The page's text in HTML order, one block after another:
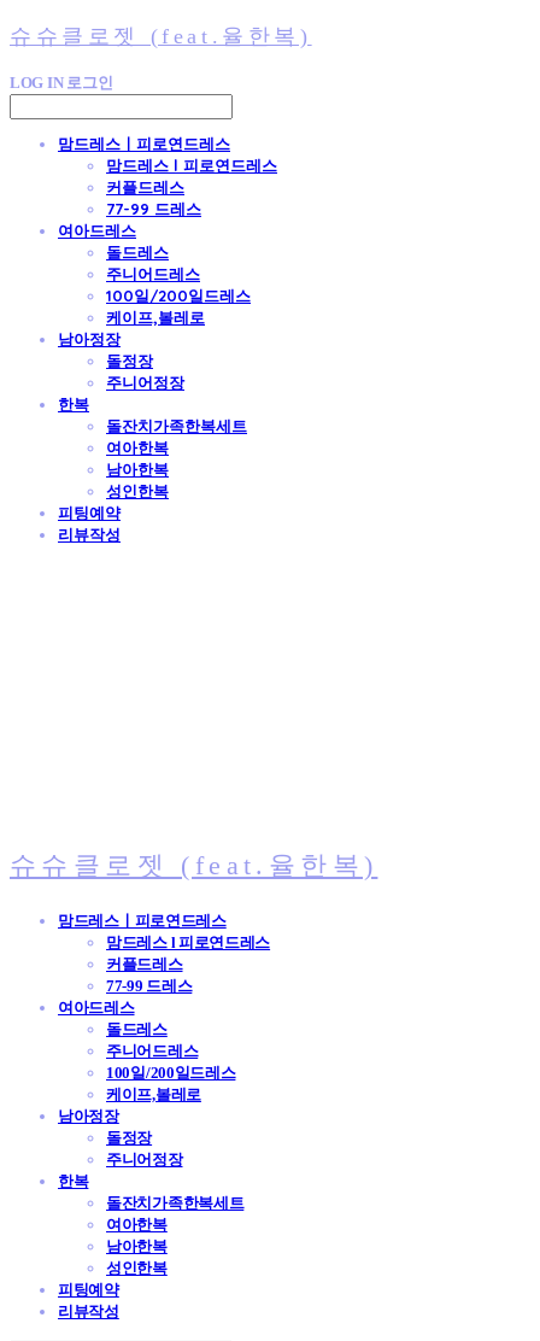
슈슈클로젯 (feat.율한복)
LOG IN 로그인
맘드레스ㅣ피로연드레스
맘드레스 l 피로연드레스
커플드레스
77-99 드레스
여아드레스
돌드레스
주니어드레스
100일/200일드레스
케이프,볼레로
남아정장
돌정장
주니어정장
한복
돌잔치가족한복세트
여아한복
남아한복
성인한복
피팅예약
리뷰작성
슈슈클로젯 (feat.율한복)
맘드레스ㅣ피로연드레스
맘드레스 l 피로연드레스
커플드레스
77-99 드레스
여아드레스
돌드레스
주니어드레스
100일/200일드레스
케이프,볼레로
남아정장
돌정장
주니어정장
한복
돌잔치가족한복세트
여아한복
남아한복
성인한복
피팅예약
리뷰작성